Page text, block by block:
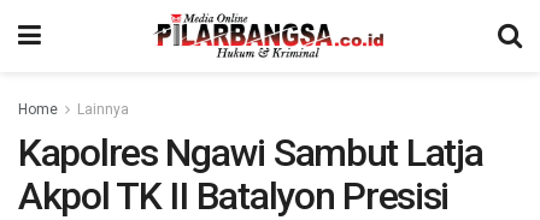
Home Lainnya
Kapolres Ngawi Sambut Latja
Akpol TK II Batalyon Presisi